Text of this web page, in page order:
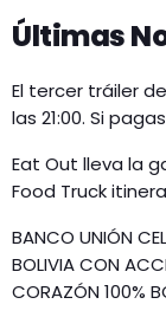
Últimas
El tercer tráiler
las 21:00. Si pagas
Eat Out lleva la
Food Truck
BANCO UNIÓN
BOLIVIA CON
CORAZÓN 100%